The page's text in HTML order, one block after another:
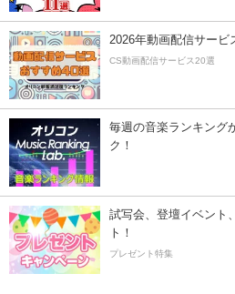
2026年動画配信サービ
CS動画配信サービス20選
毎週の音楽ランキング
ク！
試写会、登壇イベント
ト！
プレゼント特集